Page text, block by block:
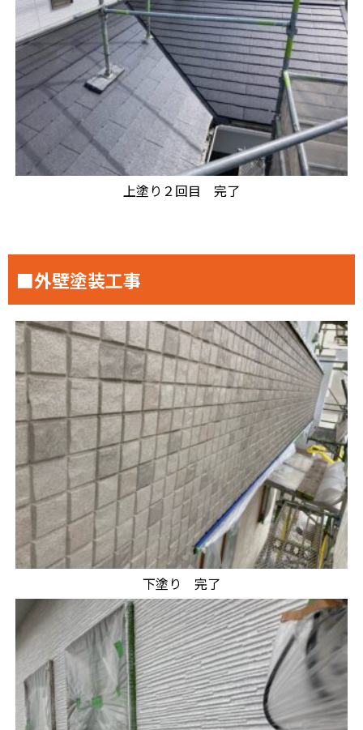
上塗り２回目 完了
■外壁塗装工事
下塗り 完了